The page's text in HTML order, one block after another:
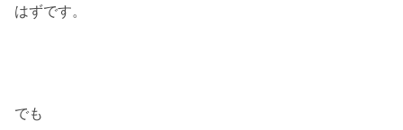
はずです。
でも